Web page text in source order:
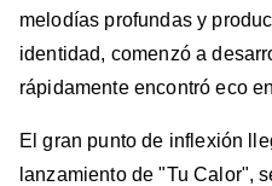
melodías profundas y
identidad, comenzó a
rápidamente encontró eco
El gran punto de inflexión
lanzamiento de "Tu Calor",